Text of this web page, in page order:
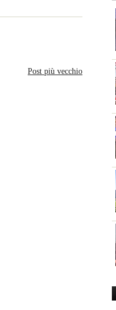
Post più vecchio